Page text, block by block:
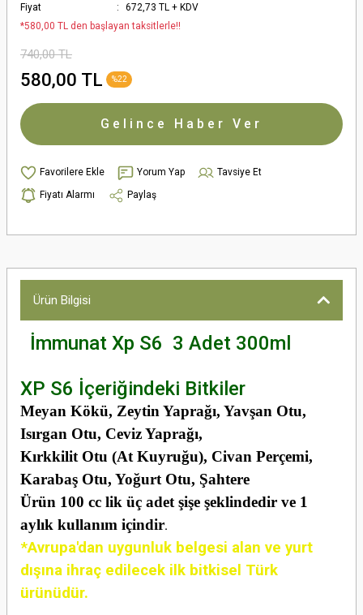
Fiyat
672,73 TL + KDV
*580,00 TL den başlayan taksitlerle!!
740,00 TL
580,00 TL %22
Gelince Haber Ver
Yorum Yap
Tavsiye Et
Fiyatı Alarmı
Paylaş
Ürün Bilgisi
İmmunat Xp S6 3 Adet 300ml
XP S6 İçeriğindeki Bitkiler
Meyan Kökü, Zeytin Yaprağı, Yavşan Otu,
Isırgan Otu, Ceviz Yaprağı,
Kırkkilit Otu (At Kuyruğu), Civan Perçemi,
Karabaş Otu, Yoğurt Otu, Şahtere
Ürün 100 cc lik üç adet şişe şeklindedir ve 1
aylık kullanım içindir.
*Avrupa'dan uygunluk belgesi alan ve yurt
dışına ihraç edilecek ilk bitkisel Türk
ürünüdür.